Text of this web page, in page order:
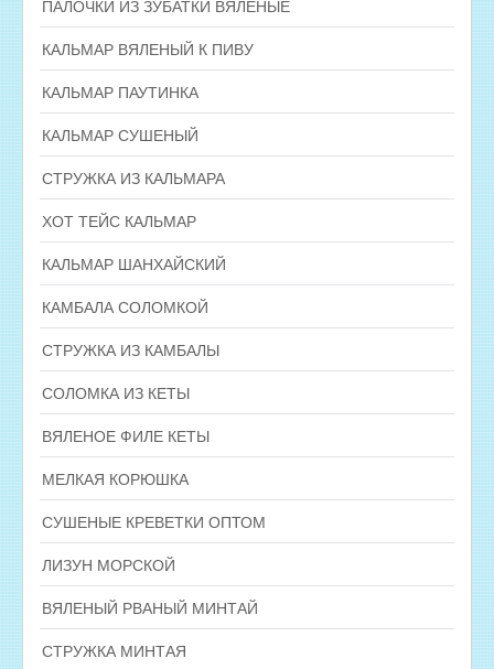
ПАЛОЧКИ ИЗ ЗУБАТКИ ВЯЛЕНЫЕ
КАЛЬМАР ВЯЛЕНЫЙ К ПИВУ
КАЛЬМАР ПАУТИНКА
КАЛЬМАР СУШЕНЫЙ
СТРУЖКА ИЗ КАЛЬМАРА
ХОТ ТЕЙС КАЛЬМАР
КАЛЬМАР ШАНХАЙСКИЙ
КАМБАЛА СОЛОМКОЙ
СТРУЖКА ИЗ КАМБАЛЫ
СОЛОМКА ИЗ КЕТЫ
ВЯЛЕНОЕ ФИЛЕ КЕТЫ
МЕЛКАЯ КОРЮШКА
СУШЕНЫЕ КРЕВЕТКИ ОПТОМ
ЛИЗУН МОРСКОЙ
ВЯЛЕНЫЙ РВАНЫЙ МИНТАЙ
СТРУЖКА МИНТАЯ